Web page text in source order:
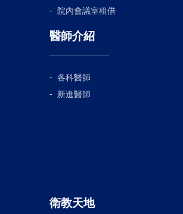
院內會議室租借
醫師介紹
各科醫師
新進醫師
衛教天地